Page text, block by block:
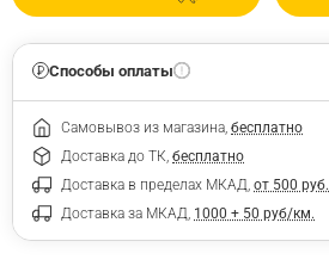
Способы оплаты
Самовывоз из магазина, бесплатно
Доставка до ТК, бесплатно
Доставка в пределах МКАД, от 500 руб.
Доставка за МКАД, 1000 + 50 руб/км.